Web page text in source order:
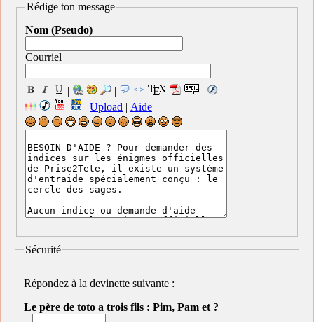
Rédige ton message
Nom (Pseudo)
Courriel
| |
|
| Upload | Aide
Sécurité
Répondez à la devinette suivante :
Le père de toto a trois fils : Pim, Pam et ?